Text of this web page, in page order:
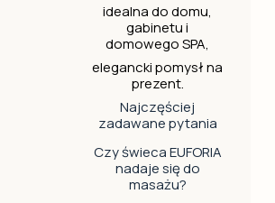
idealna do domu,
gabinetu i
domowego SPA,
elegancki pomysł na
prezent.
Najczęściej
zadawane pytania
Czy świeca EUFORIA
nadaje się do
masażu?